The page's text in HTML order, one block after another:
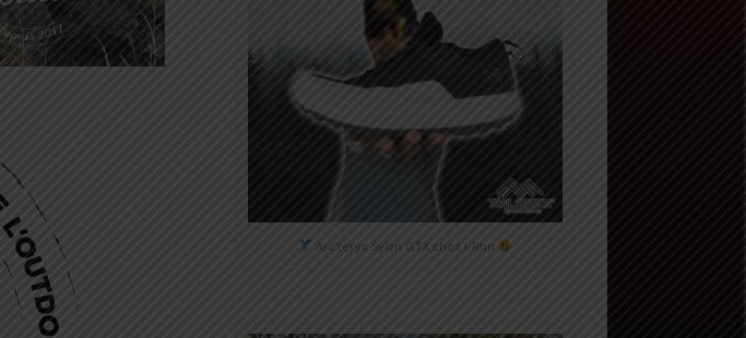
Arc'teryx Sylan GTX chez i-Run